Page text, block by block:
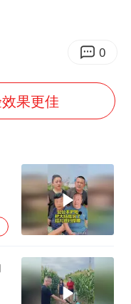
调 电费会更低吗
41岁女子为鼓励女儿考上985研究生
宇树科技王兴兴身家有望超200亿元
村民谈“梅姨”：叫的其实是“媒姨”
价一箱上涨近百元
法国下周开始禁止未经同意的电话营销
实干挑大梁
0
果更佳